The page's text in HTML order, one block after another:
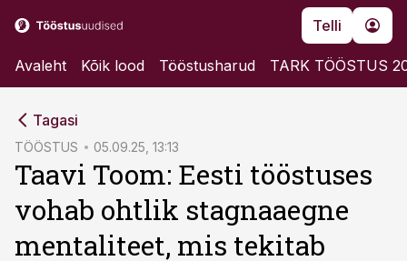
Telli
Avaleht Kõik lood Tööstusharud TARK TÖÖSTUS
Tagasi
TÖÖSTUS 05.09.25, 13:13
Taavi Toom: Eesti tööstuses
vohab ohtlik stagnaaegne
mentaliteet, mis tekitab